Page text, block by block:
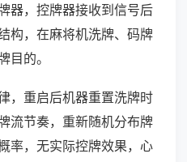
器，控牌器接收到信号后
构，在麻将机洗牌、码牌
目的。
，重启后机器重置洗牌时
流节奏，重新随机分布牌
率，无实际控牌效果，心